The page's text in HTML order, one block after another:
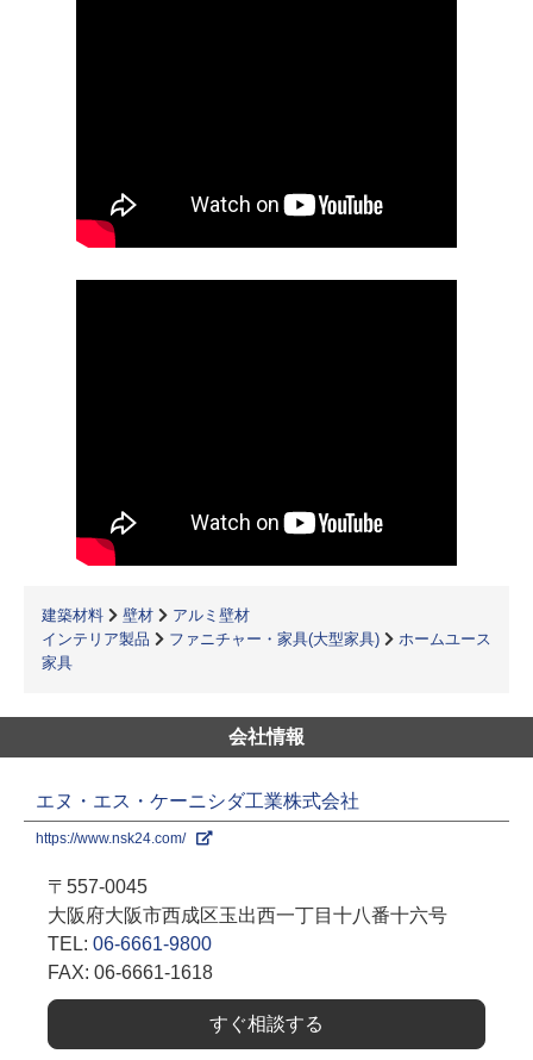
建築材料 壁材
アルミ壁材
インテリア製品
ファニチャー・家具(大型家具)
ホームユース
家具
会社情報
エヌ・エス・ケーニシダ工業株式会社
https://www.nsk24.com/
〒557-0045
大阪府大阪市西成区玉出西一丁目十八番十六号
TEL: 06-6661-9800
FAX: 06-6661-1618
すぐ相談する